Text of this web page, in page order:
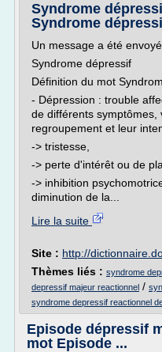
Syndrome
Syndrome
Un message a été
Syndrome dépressif
Définition du mot
- Dépression : trouble
de différents symptômes,
regroupement et leur
-> tristesse,
-> perte d'intérêt ou de
-> inhibition
diminution de la...
Lire la suite
Site : http://
Thèmes liés : syndrome
depressif majeur reactionnel /
syndrome depressif reactionnel
Episode dépressif
mot Episode ...